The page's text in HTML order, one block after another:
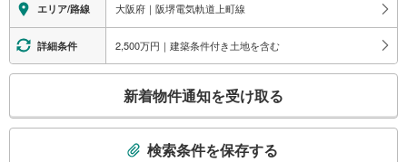
エリア/路線 大阪府｜阪堺電気軌道上町線
詳細条件 2,500万円｜建築条件付き土地を含む
検
新着物件通知を受け取る
検索条件を保存する